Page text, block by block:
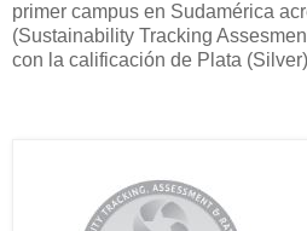
primer campus en Sudamérica
(Sustainability Tracking
con la calificación de Plata